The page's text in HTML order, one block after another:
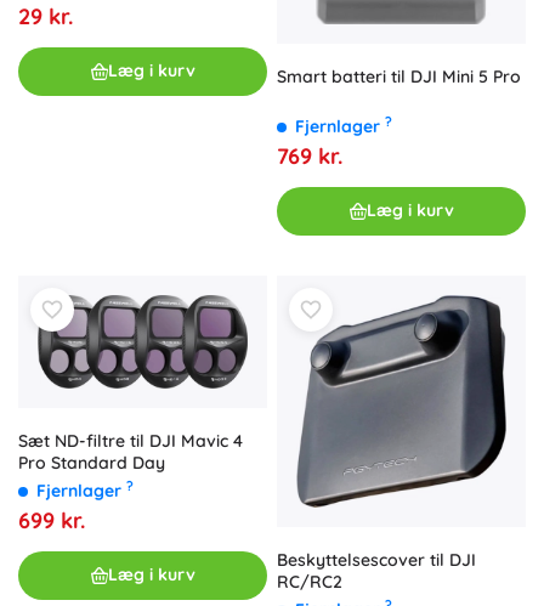
29 kr.
Læg i kurv Smart batteri til DJI Mini 5 Pro
Fjernlager ?
769 kr.
Læg i kurv
Sæt ND-filtre til DJI Mavic 4
Pro Standard Day
Fjernlager ?
699 kr.
Læg i kurv
Beskyttelsescover til DJI
RC/RC2